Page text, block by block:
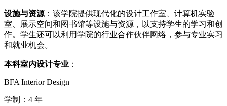
设施与资源 ：该学院提供现代化的设计工作室、计算机实验
室、展示空间和图书馆等设施与资源，以支持学生的学习和创
作。学生还可以利用学院的行业合作伙伴网络，参与专业实习
和就业机会。
本科室内设计专业 ：
BFA Interior Design
学制：4 年